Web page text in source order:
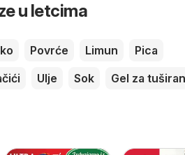
u letcima
Povrće Limun
Pica
Ulje Sok Gel za